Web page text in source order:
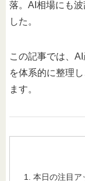
落。AI相場にも
した。
この記事では、
を体系的に整理
ます。
本日の注目ア